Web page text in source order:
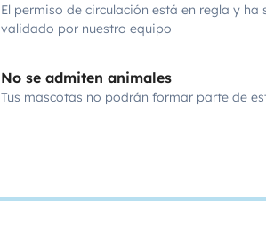
El permiso de circulación está en regla y ha
validado por nuestro equipo
No se admiten animales
Tus mascotas no podrán formar parte de